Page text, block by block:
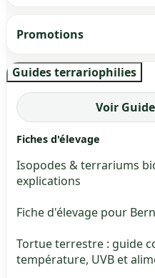
Promotions
Guides terrariophilies
Voir
Fiches d'élevage
Isopodes & terrariums
explications
Fiche d'élevage pour
Tortue terrestre : guide
température, UVB et